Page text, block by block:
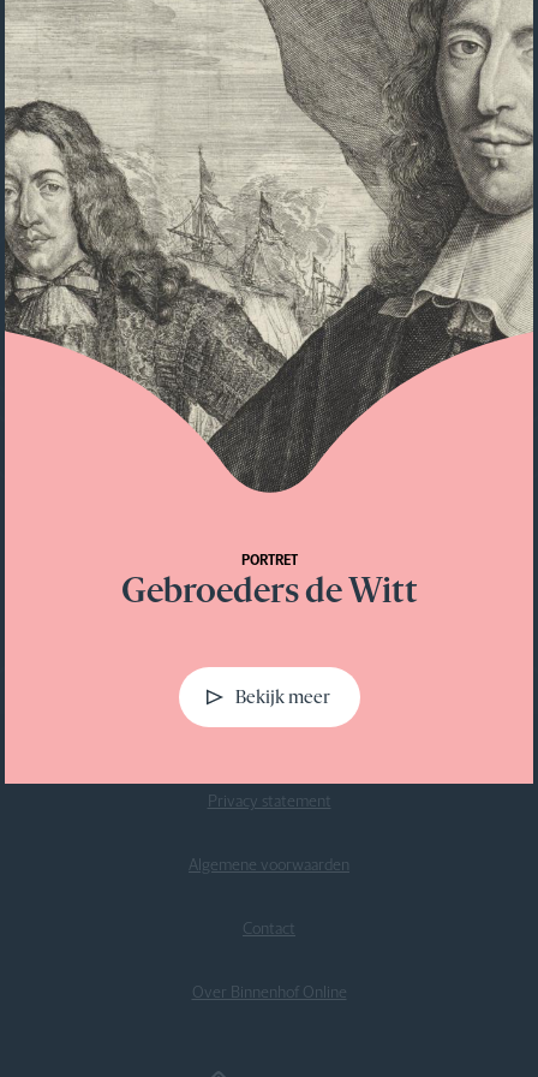
1623 1948 1761
Johan Rudolph
Thorbecke
1798
Pieter Jelles
Troelstra
1860
Jacoba
van Beieren
1401
PORTRET
Gebroeders de Witt
Bekijk meer
Johan de Witt
Privacy statement
Algemene voorwaarden
Contact
Over Binnenhof Online